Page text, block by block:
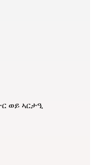
ወይ ኣርታዒ